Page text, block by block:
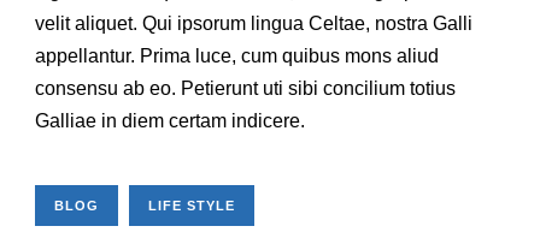
velit aliquet. Qui ipsorum lingua Celtae, nostra Galli
appellantur. Prima luce, cum quibus mons aliud
consensu ab eo. Petierunt uti sibi concilium totius
Galliae in diem certam indicere.
BLOG LIFE STYLE